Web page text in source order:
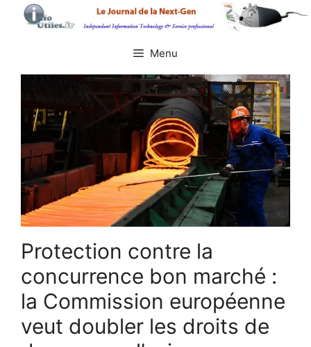
Aller
Menu
Protection contre la
concurrence bon marché :
la Commission européenne
veut doubler les droits de